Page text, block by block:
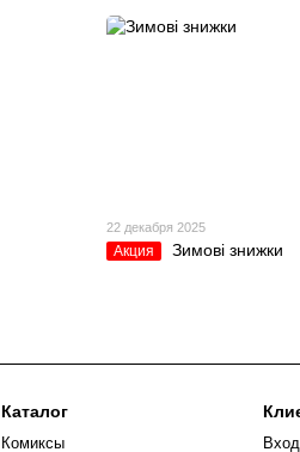
22 декабря 2025
Акция Зимові знижки
Каталог
Комиксы